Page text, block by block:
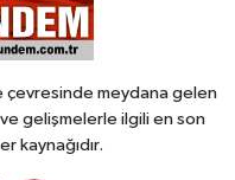
çevresinde meydana gelen
gelişmelerle ilgili en son
kaynağıdır.